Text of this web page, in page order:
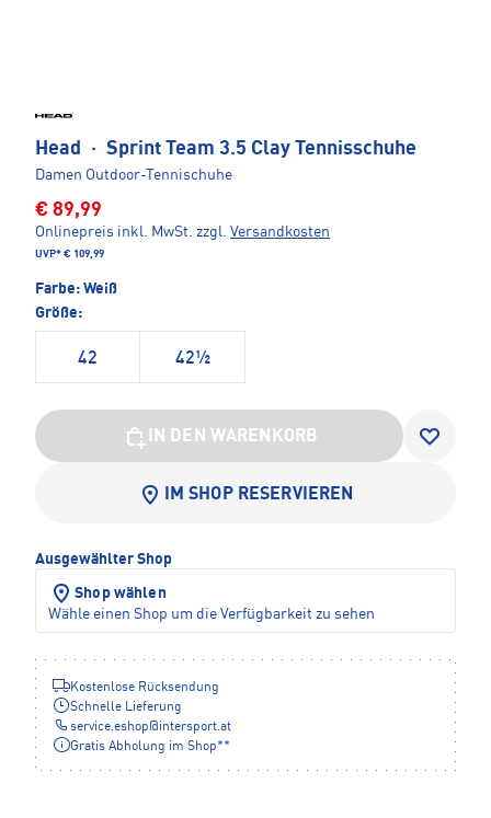
Head · Sprint Team 3.5 Clay Tennisschuhe
Damen Outdoor-Tennischuhe
€ 89,99
Onlinepreis inkl. MwSt. zzgl. Versandkosten
UVP* € 109,99
Farbe: Weiß
Größe:
42 42½
IN DEN WARENKORB
IM SHOP RESERVIEREN
Ausgewählter Shop
Shop wählen
Wähle einen Shop um die Verfügbarkeit zu sehen
Kostenlose Rücksendung
Schnelle Lieferung
service.eshop@ intersport.at
Gratis Abholung im Shop**